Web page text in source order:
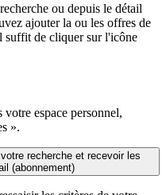
ou depuis le détail
ajouter la ou les offres de
suffit de cliquer sur l'icône
espace personnel,
».
recherche et recevoir les
(abonnement)